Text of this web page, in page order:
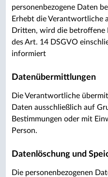
personenbezogene Daten
Erhebt die Verantwortliche
Dritten, wird die betroffene
des Art. 14 DSGVO
informiert
Datenübermittlungen
Die Verantwortliche
Daten ausschließlich auf
Bestimmungen oder mit
Person.
Datenlöschung und
Die personenbezogenen